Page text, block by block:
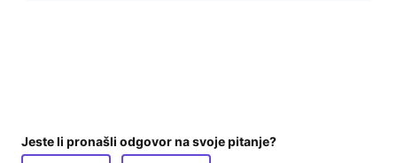
Jeste li pronašli odgovor na svoje pitanje?